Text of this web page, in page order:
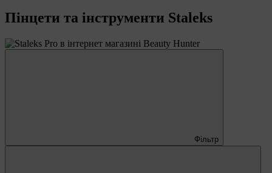
Пінцети та інструменти Staleks
Фільтр